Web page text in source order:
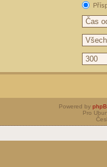
Powered by
Pro